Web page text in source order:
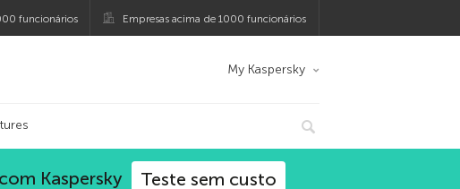
funcionários Empresas acima de 1000 funcionários
My Kaspersky
Kaspersky Teste sem custo